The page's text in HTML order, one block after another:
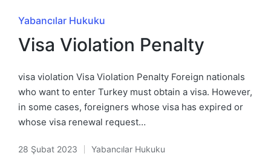
Posted
in
Yabancılar Hukuku
Visa Violation Penalty
visa violation Visa Violation Penalty Foreign nationals
who want to enter Turkey must obtain a visa. However,
in some cases, foreigners whose visa has expired or
whose visa renewal request…
28 Şubat 2023 Yabancılar Hukuku